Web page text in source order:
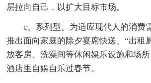
层拉向自己，以扩大目标市场。
c。系列型。为适应现代人的消费
推出面向家庭的除夕宴席快送、“出租
放客房、洗澡间等休闲娱乐设施和场
酒店里自娱自乐过春节。